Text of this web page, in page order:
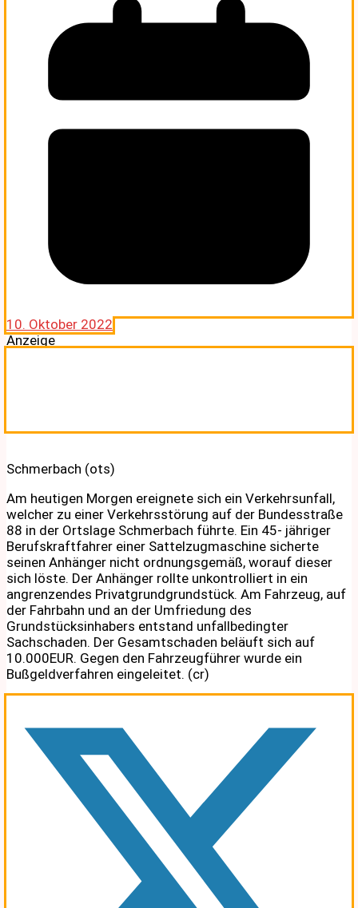
10. Oktober 2022
Anzeige
Schmerbach (ots)
Am heutigen Morgen ereignete sich ein Verkehrsunfall,
welcher zu einer Verkehrsstörung auf der Bundesstraße
88 in der Ortslage Schmerbach führte. Ein 45- jähriger
Berufskraftfahrer einer Sattelzugmaschine sicherte
seinen Anhänger nicht ordnungsgemäß, worauf dieser
sich löste. Der Anhänger rollte unkontrolliert in ein
angrenzendes Privatgrundgrundstück. Am Fahrzeug, auf
der Fahrbahn und an der Umfriedung des
Grundstücksinhabers entstand unfallbedingter
Sachschaden. Der Gesamtschaden beläuft sich auf
10.000EUR. Gegen den Fahrzeugführer wurde ein
Bußgeldverfahren eingeleitet. (cr)